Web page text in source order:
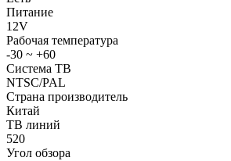
Питание
12V
Рабочая температура
-30 ~ +60
Система ТВ
NTSC/PAL
Страна производитель
Китай
ТВ линий
520
Угол обзора